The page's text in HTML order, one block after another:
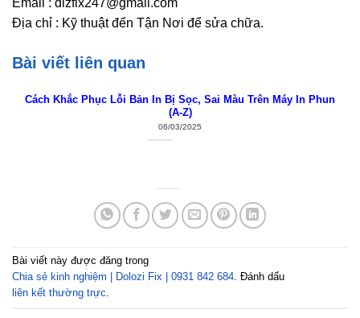
Email : dlzfix247@gmail.com
Địa chỉ : Kỹ thuật đến Tận Nơi để sửa chữa.
Bài viết liên quan
Cách Khắc Phục Lỗi Bản In Bị Sọc, Sai Màu Trên Máy In Phun
(A-Z)
06/03/2025
Bài viết này được đăng trong
Chia sẻ kinh nghiệm | Dolozi Fix | 0931 842 684 . Đánh dấu
liên kết thường trực